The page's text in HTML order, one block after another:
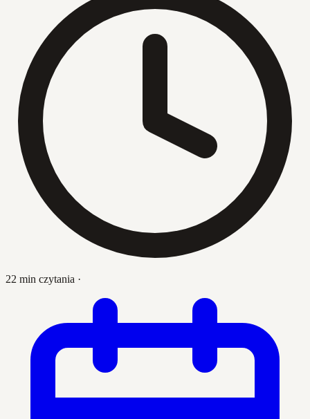
22 min czytania ·